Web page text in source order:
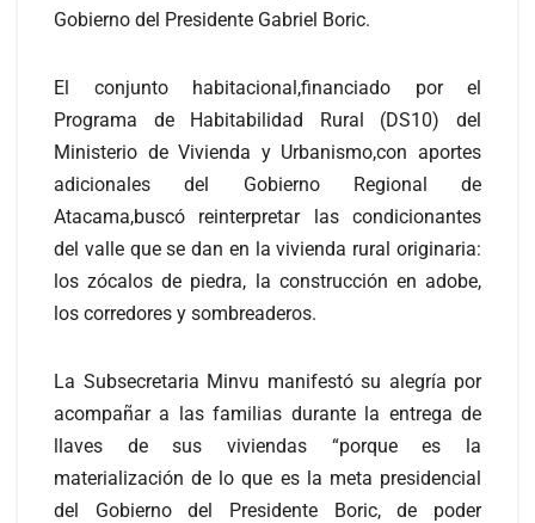
Gobierno del Presidente Gabriel Boric.
El conjunto habitacional,financiado por el
Programa de Habitabilidad Rural (DS10) del
Ministerio de Vivienda y Urbanismo,con aportes
adicionales del Gobierno Regional de
Atacama,buscó reinterpretar las condicionantes
del valle que se dan en la vivienda rural originaria:
los zócalos de piedra, la construcción en adobe,
los corredores y sombreaderos.
La Subsecretaria Minvu manifestó su alegría por
acompañar a las familias durante la entrega de
llaves de sus viviendas “porque es la
materialización de lo que es la meta presidencial
del Gobierno del Presidente Boric, de poder